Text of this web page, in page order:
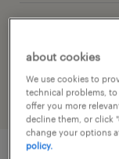
sales
about cookies
We use cookies to
technical problems,
offer you more
decline them, or click
change your options
policy.